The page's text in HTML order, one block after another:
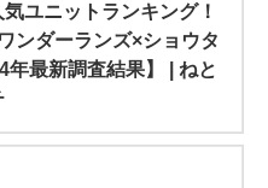
気ユニットランキング！
ンダーランズ×ショウタ
年最新調査結果】 | ねと